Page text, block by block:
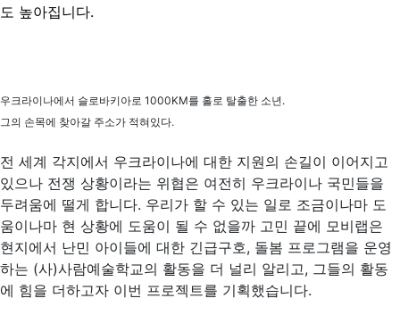
도 높아집니다.
우크라이나에서 슬로바키아로 1000KM를 홀로 탈출한 소년.
그의 손목에 찾아갈 주소가 적혀있다.
전 세계 각지에서 우크라이나에 대한 지원의 손길이 이어지고
있으나 전쟁 상황이라는 위협은 여전히 우크라이나 국민들을
두려움에 떨게 합니다. 우리가 할 수 있는 일로 조금이나마 도
움이나마 현 상황에 도움이 될 수 없을까 고민 끝에 모비랩은
현지에서 난민 아이들에 대한 긴급구호, 돌봄 프로그램을 운영
하는 (사)사람예술학교의 활동을 더 널리 알리고, 그들의 활동
에 힘을 더하고자 이번 프로젝트를 기획했습니다.